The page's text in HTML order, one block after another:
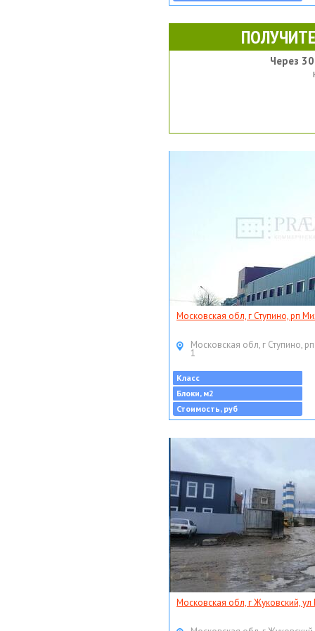
Через
Московская обл, г Ступино, рп
Московская обл, г Ступино,
1
Класс
Блоки, м2
Стоимость, руб
Московская обл, г Жуковский,